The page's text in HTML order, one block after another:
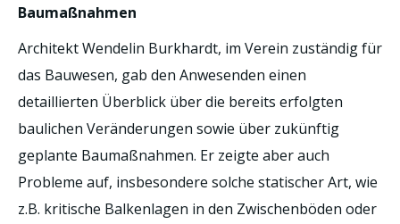
Baumaßnahmen
Architekt Wendelin Burkhardt, im Verein zuständig für
das Bauwesen, gab den Anwesenden einen
detaillierten Überblick über die bereits erfolgten
baulichen Veränderungen sowie über zukünftig
geplante Baumaßnahmen. Er zeigte aber auch
Probleme auf, insbesondere solche statischer Art, wie
z.B. kritische Balkenlagen in den Zwischenböden oder